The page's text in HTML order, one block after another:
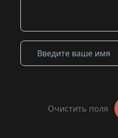
Очистить поля